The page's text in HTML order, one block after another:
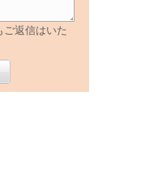
ご返信はいた